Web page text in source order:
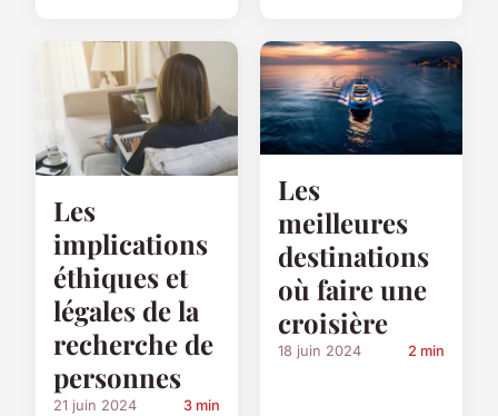
Les
implications
éthiques et
légales de la
recherche de
personnes
21 juin 2024 3 min
Les
meilleures
destinations
où faire une
croisière
18 juin 2024 2 min